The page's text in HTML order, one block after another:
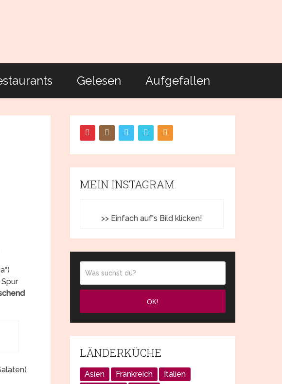
Gelesen Aufgefallen
MEIN INSTAGRAM
>> Einfach auf's Bild klicken!
OK!
LÄNDERKÜCHE
Asien Frankreich
Italien